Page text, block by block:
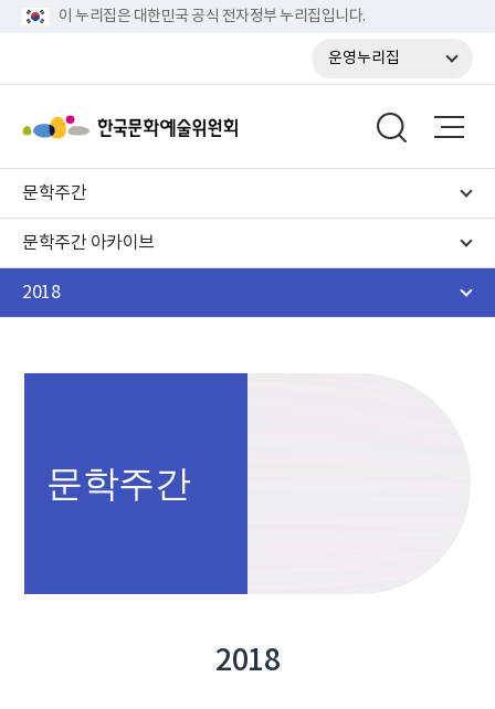
이 누리집은 대한민국 공식 전자정부 누리집입니다.
운영누리집
문학주간
문학주간 아카이브
2018
문학주간
2018